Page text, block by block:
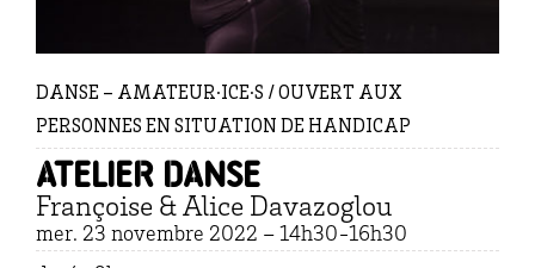
DANSE – AMATEUR·ICE·S / OUVERT AUX
PERSONNES EN SITUATION DE HANDICAP
Atelier danse
Françoise & Alice Davazoglou
mer. 23 novembre 2022 – 14h30-16h30